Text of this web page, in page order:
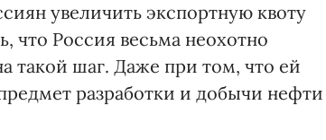
увеличить экспортную квоту
что Россия весьма неохотно
такой шаг. Даже при том, что ей
разработки и добычи нефти